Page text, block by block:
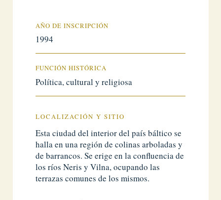
AÑO DE INSCRIPCIÓN
1994
FUNCIÓN HISTÓRICA
Política, cultural y religiosa
LOCALIZACIÓN Y SITIO
Esta ciudad del interior del país báltico se
halla en una región de colinas arboladas y
de barrancos. Se erige en la confluencia de
los ríos Neris y Vilna, ocupando las
terrazas comunes de los mismos.